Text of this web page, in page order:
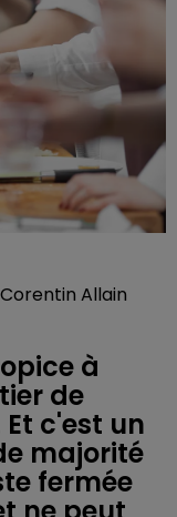
Allain
à
de
c'est un
majorité
fermée